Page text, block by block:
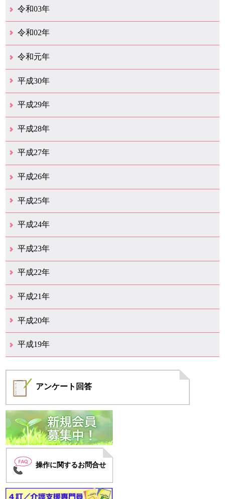
12月（41）
11月（21）
10月（32）
9月（33）
8月（31）
7月（25）
6月（29）
5月（16）
4月（48）
3月（42）
2月（23）
1月（31）
令和03年
12月（26）
11月（25）
10月（18）
9月（33）
8月（25）
7月（28）
6月（24）
5月（24）
4月（35）
3月（68）
2月（18）
1月（44）
令和02年
12月（39）
11月（18）
10月（25）
9月（20）
8月（31）
7月（28）
6月（41）
5月（36）
4月（49）
3月（68）
2月（38）
1月（12）
令和元年
12月（19）
11月（19）
10月（32）
9月（22）
8月（15）
7月（18）
6月（24）
5月（11）
4月（41）
3月（19）
2月（10）
1月（8）
平成30年
12月（15）
11月（11）
10月（17）
9月（14）
8月（11）
7月（41）
6月（12）
5月（13）
4月（21）
3月（35）
2月（12）
1月（11）
平成29年
12月（12）
11月（11）
10月（16）
9月（19）
8月（15）
7月（19）
6月（4）
5月（9）
4月（6）
3月（9）
2月（1）
1月（4）
平成28年
12月（6）
11月（7）
10月（10）
9月（11）
8月（5）
7月（10）
6月（9）
5月（8）
4月（20）
3月（31）
2月（11）
1月（6）
平成27年
12月（15）
11月（9）
10月（6）
9月（9）
8月（3）
7月（10）
6月（14）
5月（10）
4月（23）
3月（29）
2月（17）
1月（9）
平成26年
12月（11）
11月（11）
10月（9）
9月（11）
8月（12）
7月（9）
6月（12）
5月（5）
4月（14）
3月（12）
2月（8）
1月（9）
平成25年
12月（12）
11月（6）
10月（7）
9月（10）
8月（6）
7月（9）
6月（7）
5月（8）
4月（8）
3月（12）
2月（17）
1月（7）
平成24年
12月（8）
11月（5）
10月（7）
9月（10）
8月（5）
7月（7）
6月（9）
5月（7）
4月（7）
3月（12）
2月（2）
1月（4）
平成23年
12月（6）
11月（6）
10月（14）
9月（5）
8月（8）
7月（7）
6月（9）
5月（11）
4月（12）
3月（3）
2月（2）
平成22年
12月（1）
11月（5）
10月（7）
9月（15）
8月（12）
7月（11）
6月（12）
5月（6）
4月（4）
3月（17）
2月（7）
1月（6）
平成21年
12月（4）
11月（3）
10月（7）
9月（5）
8月（7）
7月（9）
6月（13）
5月（9）
4月（22）
3月（9）
2月（8）
平成20年
12月（6）
11月（4）
10月（6）
9月（4）
8月（1）
7月（6）
6月（1）
5月（1）
4月（1）
3月（2）
2月（4）
1月（2）
平成19年
アンケート 回答
操作に関するお問合せ